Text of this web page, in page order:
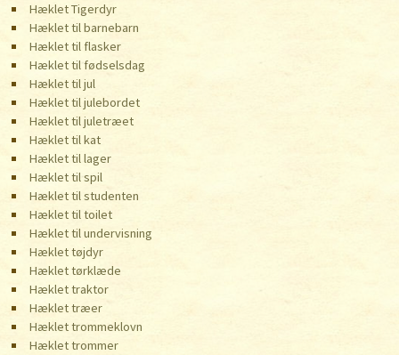
Hæklet Tigerdyr
Hæklet til barnebarn
Hæklet til flasker
Hæklet til fødselsdag
Hæklet til jul
Hæklet til julebordet
Hæklet til juletræet
Hæklet til kat
Hæklet til lager
Hæklet til spil
Hæklet til studenten
Hæklet til toilet
Hæklet til undervisning
Hæklet tøjdyr
Hæklet tørklæde
Hæklet traktor
Hæklet træer
Hæklet trommeklovn
Hæklet trommer